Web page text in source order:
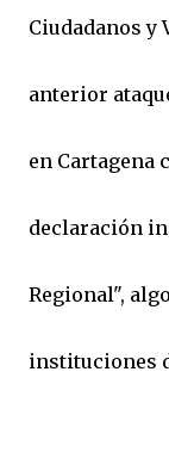
Ciudadanos y
anterior
en Cartagena
declaración
Regional",
instituciones